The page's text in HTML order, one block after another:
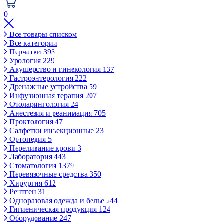
0
Все товары списком
Все категории
Перчатки 393
Урология 229
Акушерство и гинекология 137
Гастроэнтерология 222
Дренажные устройства 59
Инфузионная терапия 207
Отоларингология 24
Анестезия и реанимация 705
Проктология 47
Салфетки инъекционные 23
Ортопедия 5
Переливание крови 3
Лаборатория 443
Стоматология 1379
Перевязочные средства 350
Хирургия 612
Рентген 31
Одноразовая одежда и белье 244
Гигиеническая продукция 124
Оборудование 247